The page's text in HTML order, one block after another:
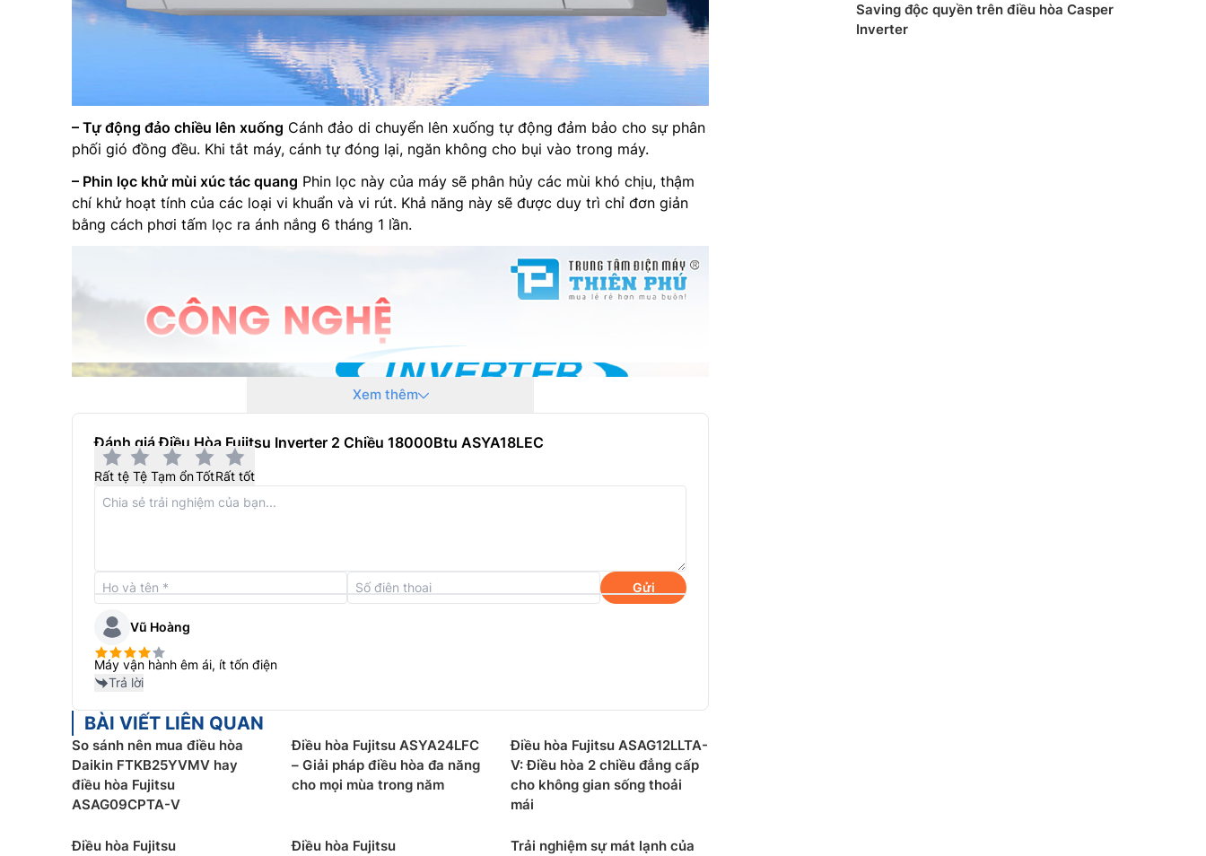
– Tự động đảo chiều lên xuống Cánh đảo di chuyển lên xuống tự động đảm bảo cho sự phân
phối gió đồng đều. Khi tắt máy, cánh tự đóng lại, ngăn không cho bụi vào trong máy.
– Phin lọc khử mùi xúc tác quang Phin lọc này của máy sẽ phân hủy các mùi khó chịu, thậm
chí khử hoạt tính của các loại vi khuẩn và vi rút. Khả năng này sẽ được duy trì chỉ đơn giản
bằng cách phơi tấm lọc ra ánh nắng 6 tháng 1 lần.
– Phin lọc chống mốc
Catechin táo chịu nấm mốc
– Chức năng làm khô lập trình sẵn
trong khi vẫn duy trì nhiệt độ phòng cài đặt trước đó.
– Chế độ hẹn giờ 24 tiếng
Có thể đặt thời gian bật hay tắt máy điều hòavào bất cứ thời
điểm nào trong ngày. Chế độ hẹn giờ sẽ làm việc chỉ bằng cách nhấn nút hẹn giờ tắt/bật
(timer ON/OFF) trên bộ điều khiển từ xa.
Xem thêm
Đánh giá Điều Hòa Fujitsu Inverter 2 Chiều 18000Btu ASYA18LEC
Rất tệ Tệ Tạm ổnTốtRất tốt
Gửi
Vũ Hoàng
Máy vận hành êm ái, ít tốn điện
Trả lời
BÀI VIẾT LIÊN QUAN
So sánh nên mua điều hòa
Daikin FTKB25YVMV hay
điều hòa Fujitsu
ASAG09CPTA-V
Điều hòa Fujitsu ASYA24LFC
– Giải pháp điều hòa đa năng
cho mọi mùa trong năm
Điều hòa Fujitsu ASAG12LLTA-
V: Điều hòa 2 chiều đẳng cấp
cho không gian sống thoải
mái
Điều hòa Fujitsu Điều hòa Fujitsu Trải nghiệm sự mát lạnh của
Saving độc quyền trên điều hòa Casper
Inverter